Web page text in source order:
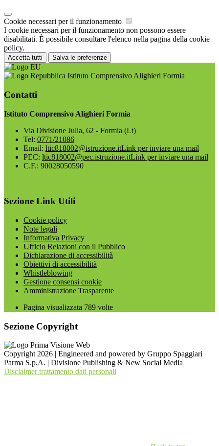
Cookie necessari per il funzionamento
I cookie necessari per il funzionamento non possono essere
disabilitati. È possibile consultare l'elenco nella pagina della cookie
policy.
Accetta tutti Salva le preferenze
Istituto Comprensivo Alighieri Formia
Contatti
Istituto Comprensivo Alighieri Formia
Via Divisione Julia, 62 - Formia (Lt)
Tel: 0771/21086
Email: ltic818002@istruzione.itLink per inviare una mail
PEC: ltic818002@pec.istruzione.itLink per inviare una mail
C.F.: 90028050590
Sezione Link Utili
Cookie policy
Note legali
Informativa Privacy
Ufficio Relazioni con il Pubblico
Dichiarazione di accessibilità
Obiettivi di accessibilità
Whistleblowing
Gestione consensi cookie
Amministrazione Trasparente
Pagina visualizzata 789 volte
Sezione Copyright
Copyright 2026 | Engineered and powered by Gruppo Spaggiari
Parma S.p.A. | Divisione Publishing & New Social Media
Disclaimer trattamento dati personali